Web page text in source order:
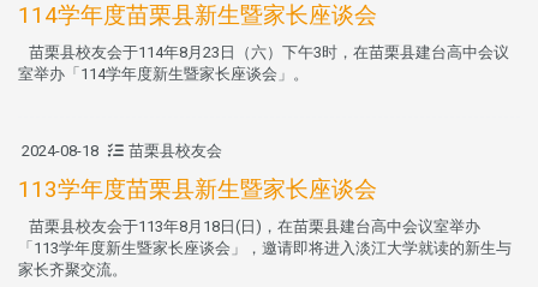
114学年度苗栗县新生暨家长座谈会
苗栗县校友会于114年8月23日（六）下午3时，在苗栗县建台高中会议
室举办「114学年度新生暨家长座谈会」。
2024-08-18 苗栗县校友会
113学年度苗栗县新生暨家长座谈会
苗栗县校友会于113年8月18日(日)，在苗栗县建台高中会议室举办
「113学年度新生暨家长座谈会」，邀请即将进入淡江大学就读的新生与
家长齐聚交流。